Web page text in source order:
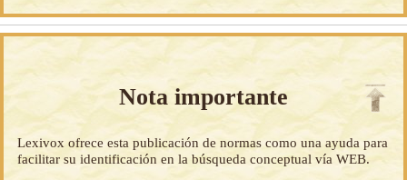
Nota importante
Lexivox ofrece esta publicación de normas como una ayuda para
facilitar su identificación en la búsqueda conceptual vía WEB.